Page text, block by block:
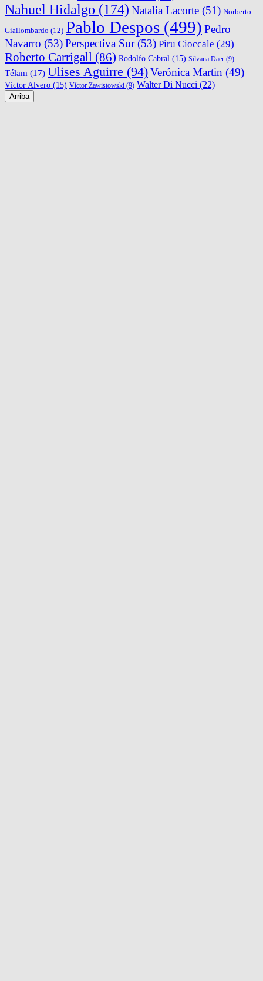
Nahuel Hidalgo (174) Natalia Lacorte (51) Norberto
Giallombardo (12) Pablo Despos (499) Pedro
Navarro (53)Perspectiva Sur(53) Piru Cioccale (29)
Roberto Carrigall (86) Rodolfo Cabral (15) Silvana Daer (9)
Télam (17) Ulises Aguirre (94)Verónica Martin (49)
Víctor Alvero (15) Víctor Zawistowski (9) Walter Di Nucci (22)
Arriba